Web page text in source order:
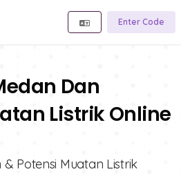
Enter Code
Dan
Listrik Online
Potensi Muatan Listrik